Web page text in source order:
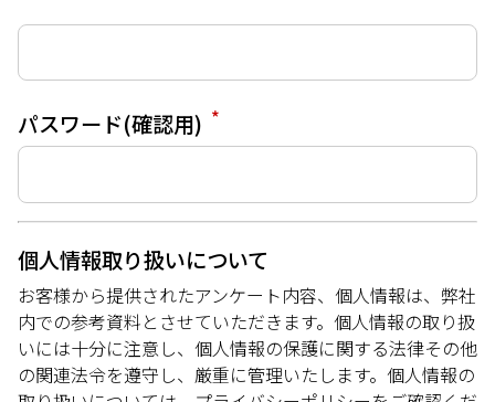
パスワード(確認用) *
個人情報取り扱いについて
お客様から提供されたアンケート内容、個人情報は、弊社
内での参考資料とさせていただきます。個人情報の取り扱
いには十分に注意し、個人情報の保護に関する法律その他
の関連法令を遵守し、厳重に管理いたします。個人情報の